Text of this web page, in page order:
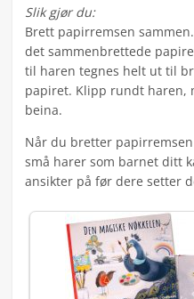
Slik gjør du:
Brett papirremsen
det sammenbrettede
til haren tegnes helt ut til
papiret. Klipp rundt haren,
beina.
Når du bretter
små harer som barnet ditt
ansikter på før dere setter